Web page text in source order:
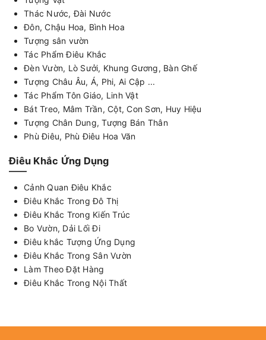
Thác Nước, Đài Nước
Đôn, Chậu Hoa, Bình Hoa
Tượng sân vườn
Tác Phẩm Điêu Khắc
Đèn Vườn, Lò Sưởi, Khung Gương, Bàn Ghế
Tượng Châu Âu, Á, Phi, Ai Cập ...
Tác Phẩm Tôn Giáo, Linh Vật
Bát Treo, Mâm Trần, Cột, Con Sơn, Huy Hiệu
Tượng Chân Dung, Tượng Bán Thân
Phù Điêu, Phù Điêu Hoa Văn
Điêu Khắc Ứng Dụng
Cảnh Quan Điêu Khắc
Điêu Khắc Trong Đô Thị
Điêu Khắc Trong Kiến Trúc
Bo Vườn, Dải Lối Đi
Điêu khắc Tượng Ứng Dụng
Điêu Khắc Trong Sân Vườn
Làm Theo Đặt Hàng
Điêu Khắc Trong Nội Thất